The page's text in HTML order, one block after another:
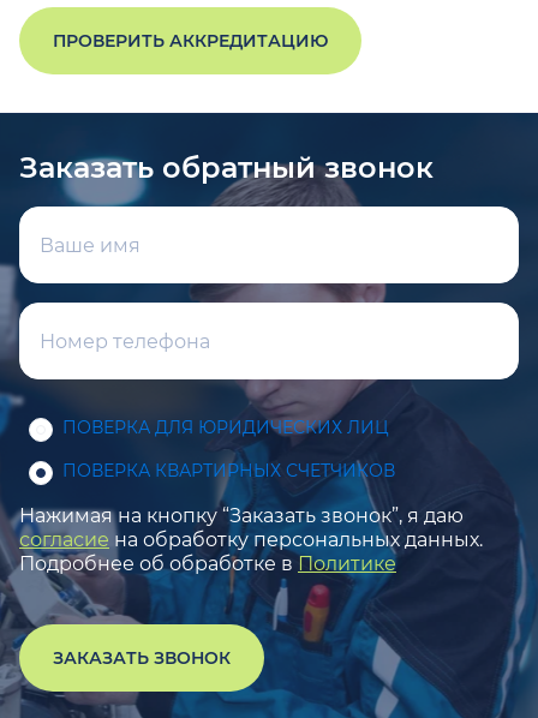
ПРОВЕРИТЬ АККРЕДИТАЦИЮ
Заказать обратный звонок
ПОВЕРКА ДЛЯ ЮРИДИЧЕСКИХ ЛИЦ
ПОВЕРКА КВАРТИРНЫХ СЧЕТЧИКОВ
Нажимая на кнопку “Заказать звонок”, я даю
согласие на обработку персональных данных.
Подробнее об обработке в Политике
ЗАКАЗАТЬ ЗВОНОК